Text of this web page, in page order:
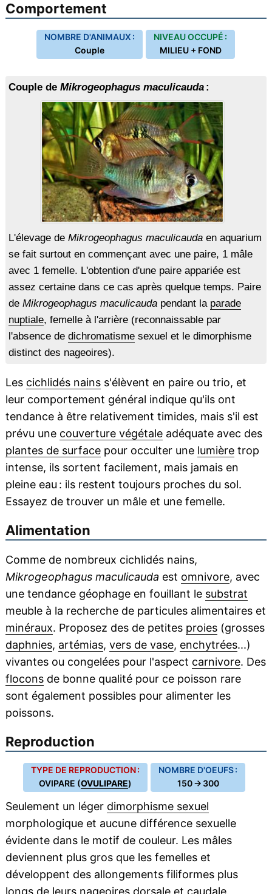
Comportement
NOMBRE D'ANIMAUX :
Couple
NIVEAU OCCUPÉ :
MILIEU + FOND
Couple de Mikrogeophagus maculicauda:
L'élevage de Mikrogeophagus maculicaudaen aquarium
se fait surtout en commençant avec une paire, 1 mâle
avec 1 femelle. L'obtention d'une paire appariée est
assez certaine dans ce cas après quelque temps. Paire
de Mikrogeophagus maculicaudapendant la parade
nuptiale, femelle à l'arrière (reconnaissable par
l'absence de dichromatismesexuel et le dimorphisme
distinct des nageoires).
Les cichlidés nainss'élèvent en paire ou trio, et
leur comportement général indique qu'ils ont
tendance à être relativement timides, mais s'il est
prévu une couverture végétaleadéquate avec des
plantes de surfacepour occulter une lumièretrop
intense, ils sortent facilement, mais jamais en
pleine eau : ils restent toujours proches du sol.
Essayez de trouver un mâle et une femelle.
Alimentation
Comme de nombreux cichlidés nains,
Mikrogeophagus maculicauda est omnivore, avec
une tendance géophage en fouillant le substrat
meuble à la recherche de particules alimentaires et
minéraux. Proposez des de petites proies(grosses
daphnies, artémias, vers de vase, enchytrées...)
vivantes ou congelées pour l'aspect carnivore. Des
floconsde bonne qualité pour ce poisson rare
sont également possibles pour alimenter les
poissons.
Reproduction
TYPE DE REPRODUCTION :
OVIPARE (OVULIPARE)
NOMBRE D'OEUFS :
150 → 300
Seulement un léger dimorphisme sexuel
morphologique et aucune différence sexuelle
évidente dans le motif de couleur. Les mâles
deviennent plus gros que les femelles et
développent des allongements filiformes plus
longs de leurs nageoires dorsale et caudale.